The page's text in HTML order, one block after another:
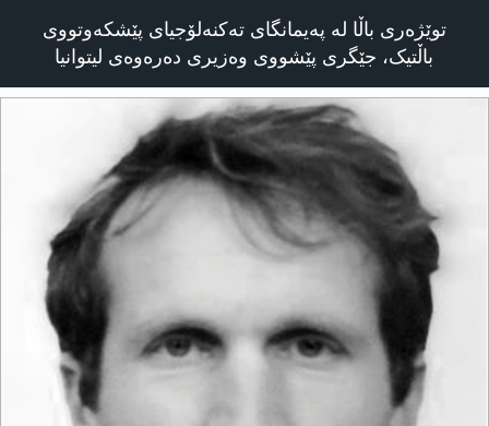
توێژەری باڵا لە پەیمانگای تەکنەلۆجیای پێشکەوتووی
باڵتیک، جێگری پێشووی وەزیری دەرەوەی لیتوانیا